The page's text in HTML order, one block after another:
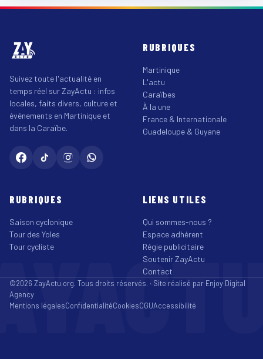
Suivez toute l'actualité en
temps réel sur ZayActu : infos
locales, faits divers, culture et
événements en Martinique et
dans la Caraïbe.
RUBRIQUES
Martinique
L'actu
Caraïbes
À la une
France & Internationale
Guadeloupe & Guyane
RUBRIQUES
Saison cyclonique
Tour des Yoles
Tour cycliste
LIENS UTILES
Qui sommes-nous ?
Espace adhérent
Régie publicitaire
Soutenir ZayActu
Contact
©2026 ZayActu.org. Tous droits réservés. · Site réalisé par Enjoy Digital
Agency
Mentions légalesConfidentialitéCookiesCGUAccessibilité